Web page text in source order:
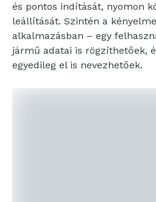
és pontos indítását, nyomon
leállítását. Szintén a
alkalmazásban – egy
jármű adatai is rögzíthetőek,
egyedileg el is nevezhetőek.